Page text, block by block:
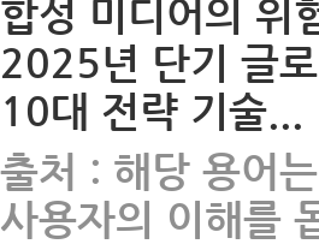
합성 미디어의 위
2025년 단기 글
10대 전략 기술...
출처 : 해당 용어
사용자의 이해를